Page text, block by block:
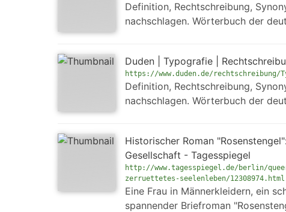
Definition, Rechtschreibung,
nachschlagen. Wörterbuch der
Duden | Typografie |
https://www.duden.de/rechtschreibung/
Definition, Rechtschreibung,
nachschlagen. Wörterbuch der
Historischer Roman
Gesellschaft - Tagesspiegel
http://www.tagesspiegel.de/berlin/
zerruettetes-seelenleben/12308974.html
Eine Frau in Männerkleidern, ein
spannender Briefroman